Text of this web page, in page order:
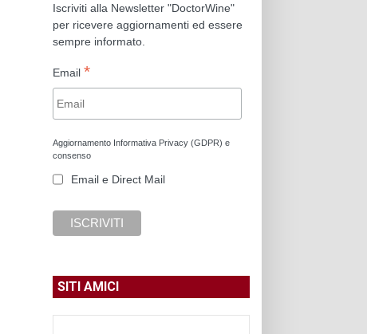
Iscriviti alla Newsletter "DoctorWine"
per ricevere aggiornamenti ed essere
sempre informato.
Email *
Aggiornamento Informativa Privacy (GDPR) e
consenso
Email e Direct Mail
SITI AMICI